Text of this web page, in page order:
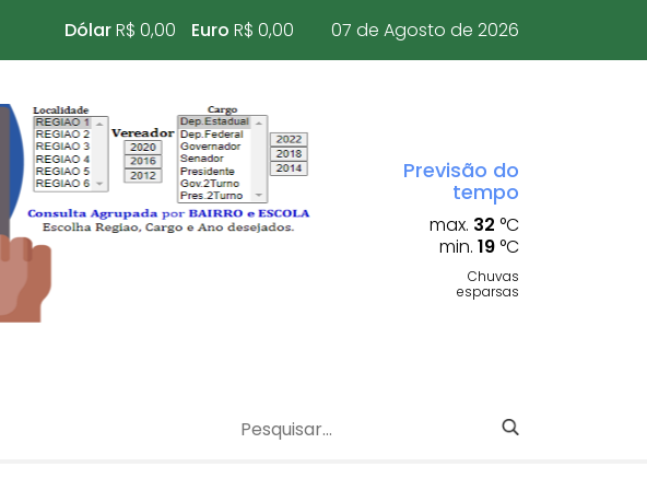
DólarR$ 0,00 Euro R$ 0,00 07 de Agosto de 2026
Previsão do
tempo
max. 32 °C
min. 19 °C
Chuvas
esparsas